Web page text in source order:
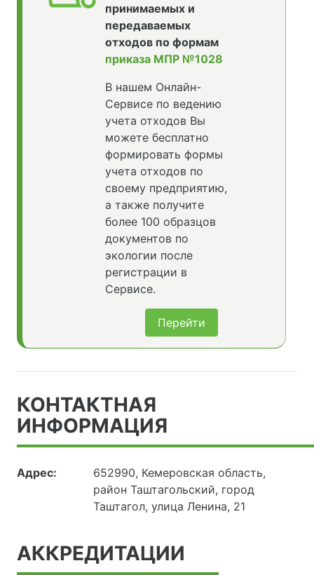
принимаемых и
передаваемых
отходов по формам
приказа МПР №1028
В нашем Онлайн-
Сервисе по ведению
учета отходов Вы
можете бесплатно
формировать формы
учета отходов по
своему предприятию,
а также получите
более 100 образцов
документов по
экологии после
регистрации в
Сервисе.
Перейти
КОНТАКТНАЯ
ИНФОРМАЦИЯ
Адрес:
652990, Кемеровская область,
район Таштагольский, город
Таштагол, улица Ленина, 21
АККРЕДИТАЦИИ